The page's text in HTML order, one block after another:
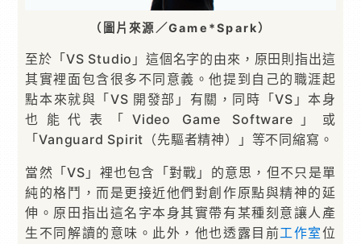
（圖片來源／Game*Spark）
至於「VS Studio」這個名字的由來，原田則指出這
其實裡面包含很多不同意義。他提到自己的職涯起
點本來就與「VS 開發部」有關，同時「VS」本身
也能代表「Video Game Software」或
「Vanguard Spirit（先驅者精神）」等不同縮寫。
當然「VS」裡也包含「對戰」的意思，但不只是單
純的格鬥，而是更接近他們對創作原點與精神的延
伸。原田指出這名字本身其實帶有某種刻意讓人產
生不同解讀的意味。此外，他也透露目前工作室位